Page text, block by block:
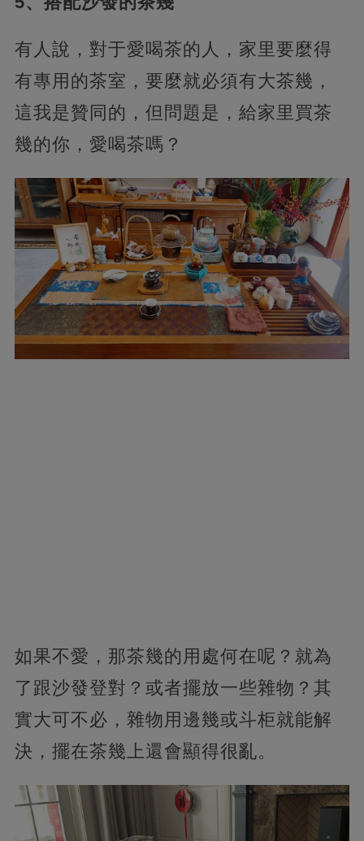
有人說，對于愛喝茶的人，家里要麼得
有專用的茶室，要麼就必須有大茶幾，
這我是贊同的，但問題是，給家里買茶
幾的你，愛喝茶嗎？
如果不愛，那茶幾的用處何在呢？就為
了跟沙發登對？或者擺放一些雜物？其
實大可不必，雜物用邊幾或斗柜就能解
決，擺在茶幾上還會顯得很亂。